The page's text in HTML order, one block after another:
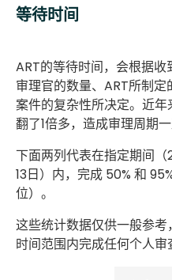
等待时间
ART的等待时间，会根据
审理官的数量、ART所制
案件的复杂性所决定。近
翻了1倍多，造成审理周期一
下面两列代表在指定期间
13日）内，完成 50% 和
位）。
这些统计数据仅供一般参
时间范围内完成任何个人审